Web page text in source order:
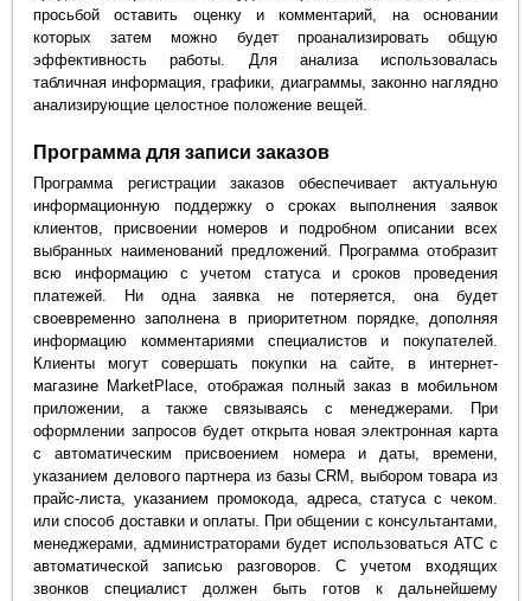
просьбой оставить оценку и комментарий, на основании
которых затем можно будет проанализировать общую
эффективность работы. Для анализа использовалась
табличная информация, графики, диаграммы, законно наглядно
анализирующие целостное положение вещей.
Программа для записи заказов
Программа регистрации заказов обеспечивает актуальную
информационную поддержку о сроках выполнения заявок
клиентов, присвоении номеров и подробном описании всех
выбранных наименований предложений. Программа отобразит
всю информацию с учетом статуса и сроков проведения
платежей. Ни одна заявка не потеряется, она будет
своевременно заполнена в приоритетном порядке, дополняя
информацию комментариями специалистов и покупателей.
Клиенты могут совершать покупки на сайте, в интернет-
магазине MarketPlace, отображая полный заказ в мобильном
приложении, а также связываясь с менеджерами. При
оформлении запросов будет открыта новая электронная карта
с автоматическим присвоением номера и даты, времени,
указанием делового партнера из базы CRM, выбором товара из
прайс-листа, указанием промокода, адреса, статуса с чеком.
или способ доставки и оплаты. При общении с консультантами,
менеджерами, администраторами будет использоваться АТС с
автоматической записью разговоров. С учетом входящих
звонков специалист должен быть готов к дальнейшему